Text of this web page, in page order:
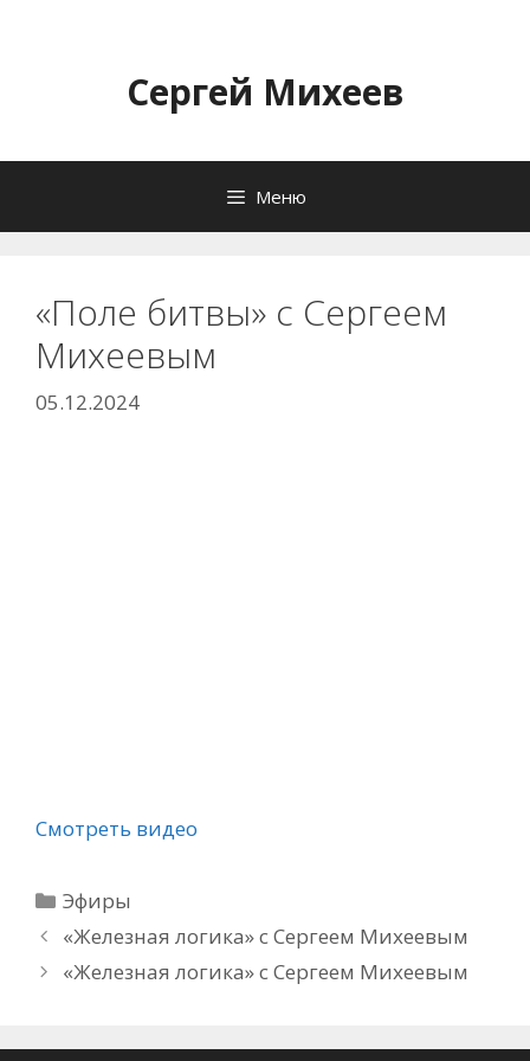
содержимомуСергей Михеев
Меню
«Поле битвы» с Сергеем
Михеевым
05.12.2024
Смотреть видео
Рубрики
Эфиры
«Железная логика» с Сергеем Михеевым
«Железная логика» с Сергеем Михеевым